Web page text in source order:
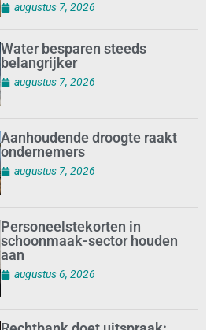
augustus 7, 2026
Water besparen steeds
belangrijker
augustus 7, 2026
Aanhoudende droogte raakt
ondernemers
augustus 7, 2026
Personeelstekorten in
schoonmaak-sector houden
aan
augustus 6, 2026